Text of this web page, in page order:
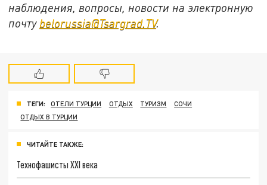
наблюдения, вопросы, новости на электронную
почту belorussia@Tsargrad.TV.
ТЕГИ: ОТЕЛИ ТУРЦИИ ОТДЫХ ТУРИЗМ
СОЧИ
ОТДЫХ В ТУРЦИИ
ЧИТАЙТЕ ТАКЖЕ:
Технофашисты XXI века